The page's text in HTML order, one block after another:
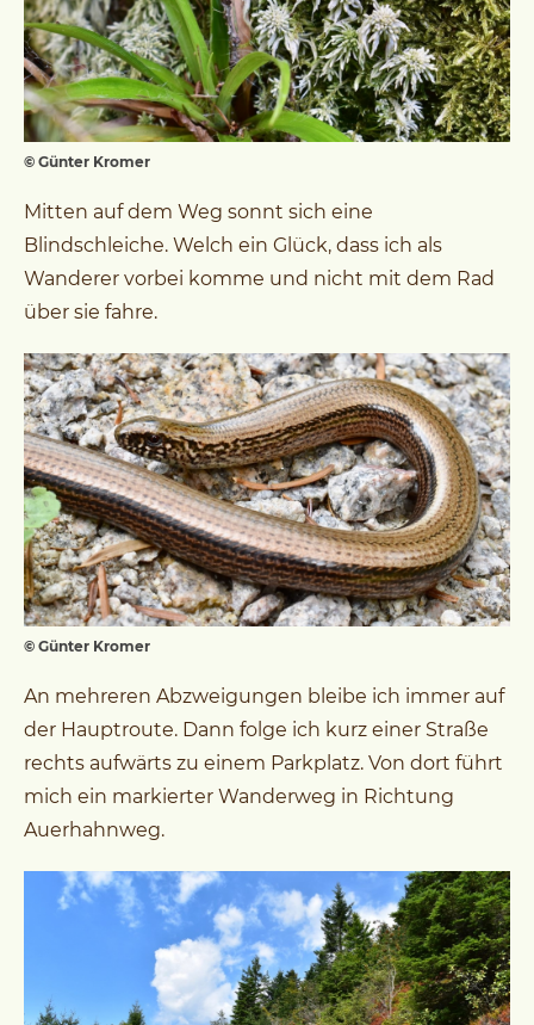
© Günter Kromer
Mitten auf dem Weg sonnt sich eine
Blindschleiche. Welch ein Glück, dass ich als
Wanderer vorbei komme und nicht mit dem Rad
über sie fahre.
© Günter Kromer
An mehreren Abzweigungen bleibe ich immer auf
der Hauptroute. Dann folge ich kurz einer Straße
rechts aufwärts zu einem Parkplatz. Von dort führt
mich ein markierter Wanderweg in Richtung
Auerhahnweg.